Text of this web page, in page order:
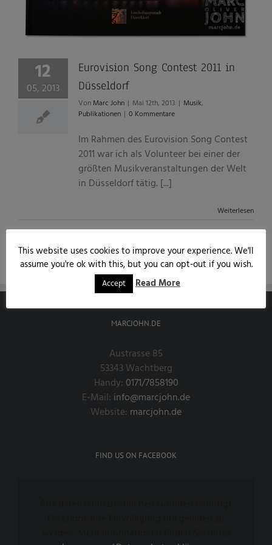
12
05, 2013
Eurovision Song Contest 2011 in
Düsseldorf
Von Marc John | Mai 12th, 2013 | Musik,
Publikationen | 0 Kommentare
Im Rahmen des Eurovision Song Contest
2011 war ich als Volunteer bei einer der
größten Musikveranstaltungen der Welt
in Düsseldorf tätig. [...]
Weiterlesen
MARCJOHN.DE
Austrasse 85
53343 Wachtberg
Handy: 0171/7858190
E-Mail: info@marcjohn.de
Website: marcjohn.de
FIND US ON FACEBOOK
This website uses cookies to improve your experience. We'll
assume you're ok with this, but you can opt-out if you wish.
Accept Read More